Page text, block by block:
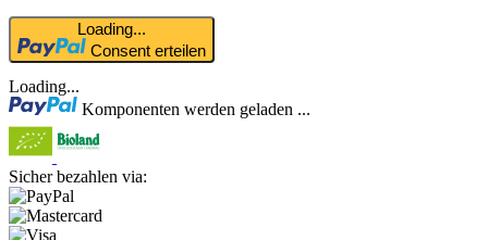
Loading...
Consent erteilen
Loading...
Komponenten werden geladen ...
Sicher bezahlen via: